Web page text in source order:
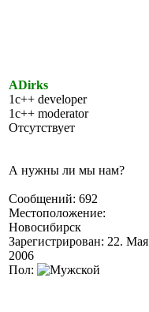
ADirks
1c++ developer
1c++ moderator
Отсутствует
А нужны ли мы нам?
Сообщений: 692
Местоположение:
Новосибирск
Зарегистрирован: 22. Мая
2006
Пол: